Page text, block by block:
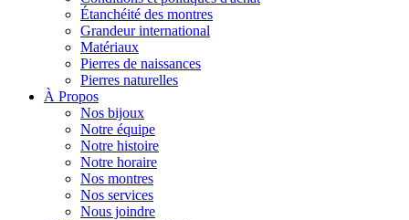
Étanchéité des montres
Grandeur international
Matériaux
Pierres de naissances
Pierres naturelles
À Propos
Nos bijoux
Notre équipe
Notre histoire
Notre horaire
Nos montres
Nos services
Nous joindre